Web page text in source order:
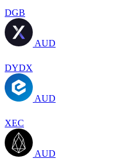
DGB
AUD
DYDX
AUD
XEC
AUD